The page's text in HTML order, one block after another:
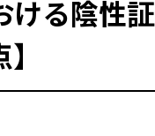
ける陰性